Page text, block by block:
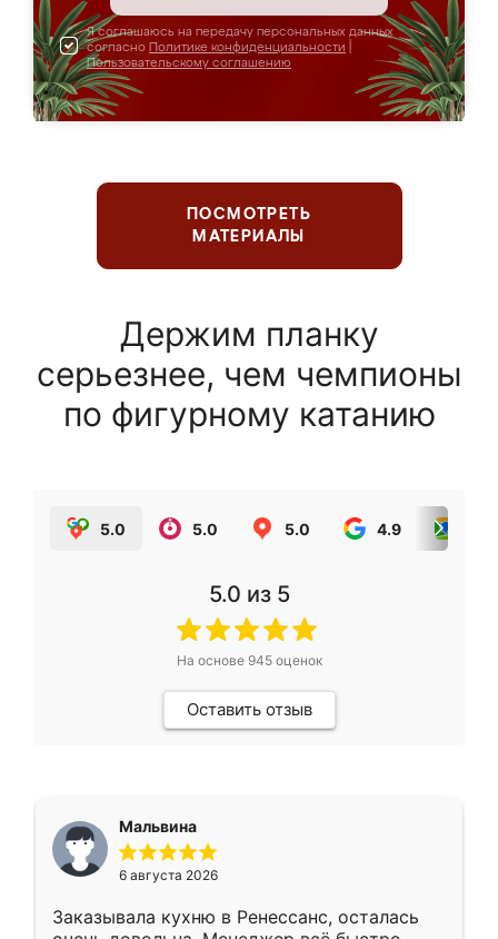
Я соглашаюсь на передачу персональных данных
согласно Политике конфиденциальности
Пользовательскому соглашению
ПОСМОТРЕТЬ
МАТЕРИАЛЫ
Держим планку
серьезнее, чем чемпионы
по фигурному катанию
5.0 5.0 5.0 4.9
5.0 из 5
На основе 945оценок
Оставить отзыв
Мальвина
6 августа 2026
Заказывала кухню в Ренессанс, осталась